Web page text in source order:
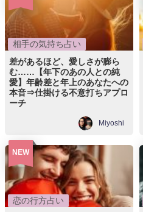
相手の気持ち占い
差があるほど、愛しさが膨ら
む……【年下のあの人との純
愛】年齢差と年上のあなたへの
本音⇒仕掛ける不意打ちアプロ
ーチ
Miyoshi
NEW
恋の行方占い